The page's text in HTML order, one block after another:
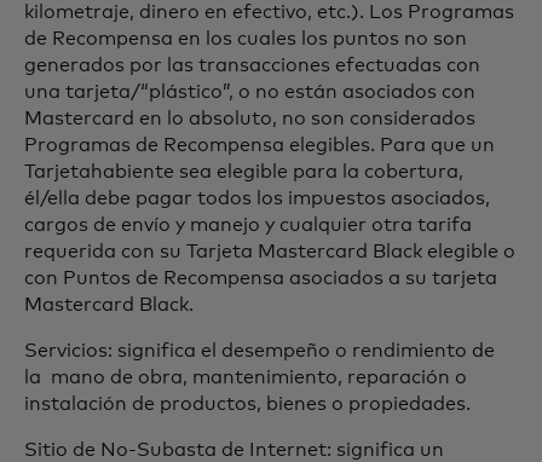
kilometraje, dinero en efectivo, etc.). Los Programas
de Recompensa en los cuales los puntos no son
generados por las transacciones efectuadas con
una tarjeta/“plástico”, o no están asociados con
Mastercard en lo absoluto, no son considerados
Programas de Recompensa elegibles. Para que un
Tarjetahabiente sea elegible para la cobertura,
él/ella debe pagar todos los impuestos asociados,
cargos de envío y manejo y cualquier otra tarifa
requerida con su Tarjeta Mastercard Black elegible o
con Puntos de Recompensa asociados a su tarjeta
Mastercard Black.
Servicios: significa el desempeño o rendimiento de
la mano de obra, mantenimiento, reparación o
instalación de productos, bienes o propiedades.
Sitio de No-Subasta de Internet: significa un